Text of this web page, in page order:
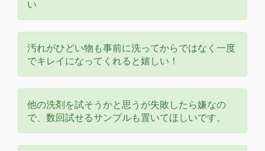
い
汚れがひどい物も事前に洗ってからではなく一度
でキレイになってくれると嬉しい！
他の洗剤を試そうかと思うが失敗したら嫌なの
で、数回試せるサンプルも置いてほしいです。